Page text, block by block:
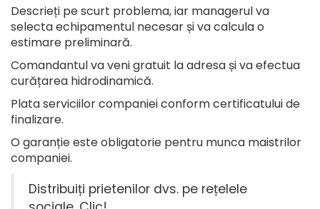
Descrieți pe scurt problema, iar managerul va
selecta echipamentul necesar și va calcula o
estimare preliminară.
Comandantul va veni gratuit la adresa și va efectua
curățarea hidrodinamică.
Plata serviciilor companiei conform certificatului de
finalizare.
O garanție este obligatorie pentru munca maistrilor
companiei.
Distribuiți prietenilor dvs. pe rețelele